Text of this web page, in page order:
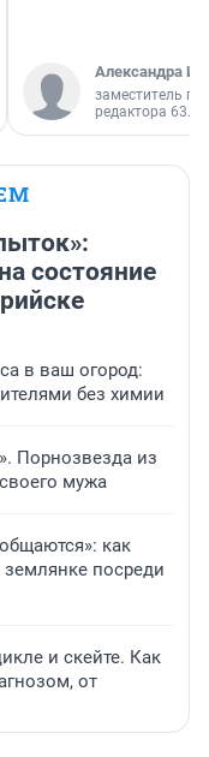
Александра
заместитель
редактора 63.RU
состояние
в ваш огород:
без химии
Порнозвезда из
мужа
как
посреди
и скейте. Как
от